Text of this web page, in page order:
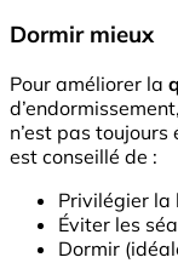
Dormir mieux
Pour améliorer la
n’est pas
est conseillé de :
Privilégier la
Éviter les
Dormir